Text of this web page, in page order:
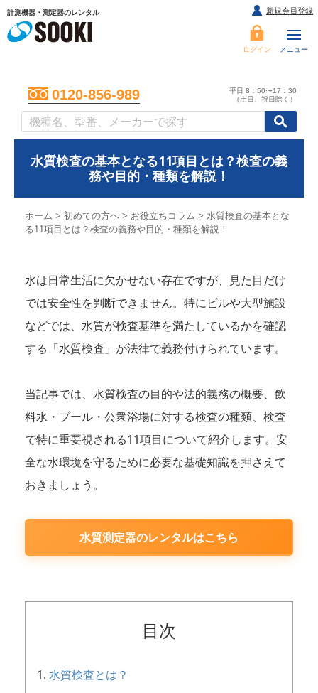
計測機器・測定器のレンタル
ログイン メニュー
0120-856-989
平日 8：50〜17：30
（土日、祝日除く）
//
新規会員登録
水質検査の基本となる11項目とは？検査の義
務や目的・種類を解説！
ホーム > 初めての方へ > お役立ちコラム > 水質検査の基本とな
る11項目とは？検査の義務や目的・種類を解説！
水は日常生活に欠かせない存在ですが、見た目だけ
では安全性を判断できません。特にビルや大型施設
などでは、水質が検査基準を満たしているかを確認
する「水質検査」が法律で義務付けられています。
当記事では、水質検査の目的や法的義務の概要、飲
料水・プール・公衆浴場に対する検査の種類、検査
で特に重要視される11項目について紹介します。安
全な水環境を守るために必要な基礎知識を押さえて
おきましょう。
水質測定器のレンタルはこちら
目次
水質検査とは？